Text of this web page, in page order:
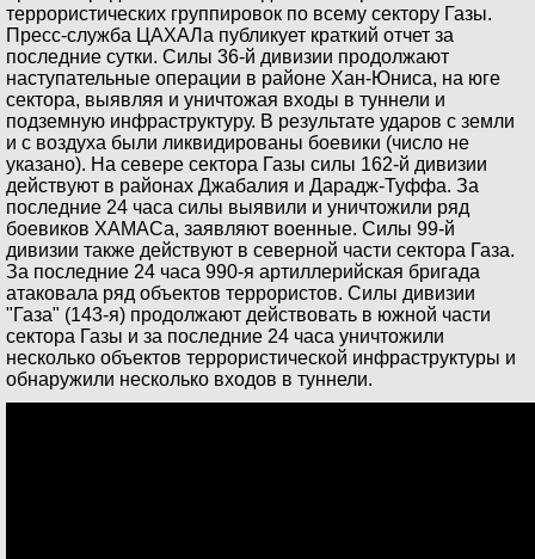
террористических группировок по всему сектору Газы.
Пресс-служба ЦАХАЛа публикует краткий отчет за
последние сутки. Силы 36-й дивизии продолжают
наступательные операции в районе Хан-Юниса, на юге
сектора, выявляя и уничтожая входы в туннели и
подземную инфраструктуру. В результате ударов с земли
и с воздуха были ликвидированы боевики (число не
указано). На севере сектора Газы силы 162-й дивизии
действуют в районах Джабалия и Дарадж-Туффа. За
последние 24 часа силы выявили и уничтожили ряд
боевиков ХАМАСа, заявляют военные. Силы 99-й
дивизии также действуют в северной части сектора Газа.
За последние 24 часа 990-я артиллерийская бригада
атаковала ряд объектов террористов. Силы дивизии
"Газа" (143-я) продолжают действовать в южной части
сектора Газы и за последние 24 часа уничтожили
несколько объектов террористической инфраструктуры и
обнаружили несколько входов в туннели.